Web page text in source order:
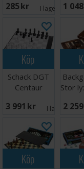
285 SEK I lager: 1 048
Köp
Schack DGT
Centaur
Computer
3 991 SEK I lager:2
Stor
2 259
Köp